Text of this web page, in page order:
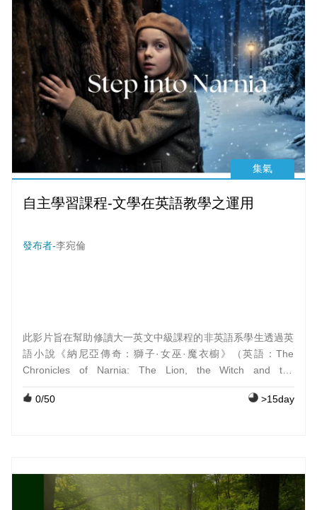
集氣
自主學習課程-文學在英語教學之運用
發布者-李宛倫
此影片旨在幫助修讀大一英文中級課程的非英語系學生透過英
語小說《納尼亞傳奇：獅子·女巫·魔衣櫥》（英語：The
Chronicles of Narnia: The Lion, the Witch and the
和動畫提供故事摘要,並加入單字和文法解說,當中並穿插了相
0/50 >15day